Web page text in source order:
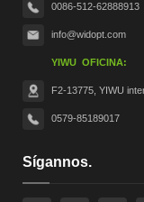
0086-512-62888913
info@widopt.com
YIWU OFICINA:
F2-13775, YIWU
0579-85189017
Sígannos.